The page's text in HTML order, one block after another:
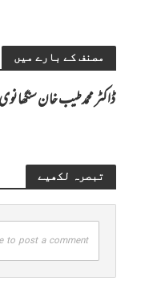
مصنف کے بارے میں
ڈاکٹر محمد طیب خان سنگھانوی
تبصرہ لکھیے
to post a comment